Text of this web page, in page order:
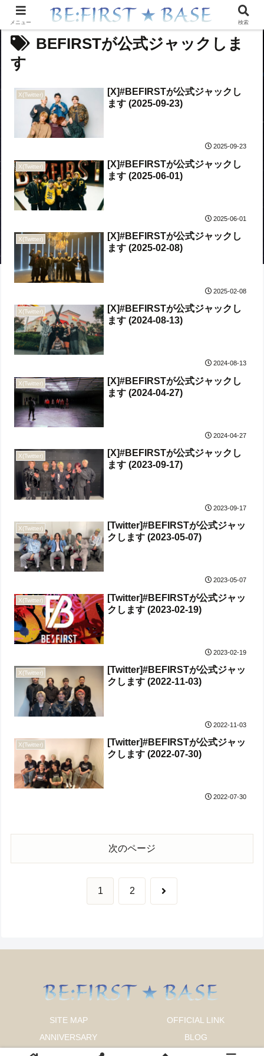
BEFIRSTが公式ジャックしま
す
X(Twitter)
[X]#BEFIRSTが公式ジャックし
ます (2025-09-23)
2025-09-23
X(Twitter)
[X]#BEFIRSTが公式ジャックし
ます (2025-06-01)
2025-06-01
X(Twitter)
[X]#BEFIRSTが公式ジャックし
ます (2025-02-08)
2025-02-08
X(Twitter)
[X]#BEFIRSTが公式ジャックし
ます (2024-08-13)
2024-08-13
X(Twitter)
[X]#BEFIRSTが公式ジャックし
ます (2024-04-27)
2024-04-27
X(Twitter)
[X]#BEFIRSTが公式ジャックし
ます (2023-09-17)
2023-09-17
X(Twitter)
[Twitter]#BEFIRSTが公式ジャッ
クします (2023-05-07)
2023-05-07
X(Twitter)
[Twitter]#BEFIRSTが公式ジャッ
クします (2023-02-19)
2023-02-19
X(Twitter)
[Twitter]#BEFIRSTが公式ジャッ
クします (2022-11-03)
2022-11-03
X(Twitter)
[Twitter]#BEFIRSTが公式ジャッ
クします (2022-07-30)
2022-07-30
次のページ
1 2 次
SITE MAP
OFFICIAL LINK
ANNIVERSARY
BLOG
メニュー 検索